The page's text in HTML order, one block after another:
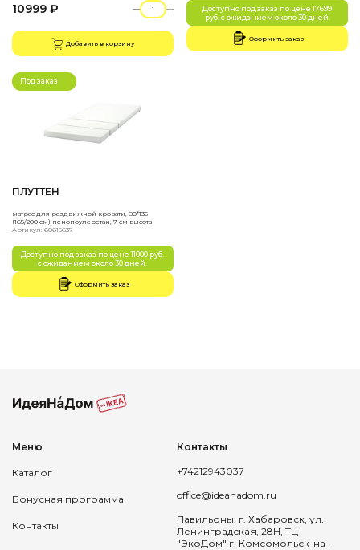
10999 ₽
Добавить в корзину
Доступно под заказ по цене 17699
руб. с ожиданием около 30 дней.
Оформить заказ
Под заказ
ПЛУТТЕН
матрас для раздвижной кровати, 80*135
(165/200 см) пенопоулеретан, 7 см высота
Артикул: 60615637
Доступно под заказ по цене 11000 руб.
с ожиданием около 30 дней.
Оформить заказ
Меню
Каталог
Бонусная программа
Контакты
Контакты
+74212943037
office@ideanadom.ru
Павильоны: г. Хабаровск, ул.
Ленинградская, 28Н, ТЦ
"ЭкоДом" г. Комсомольск-на-